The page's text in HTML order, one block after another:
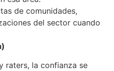
de comunidades,
del sector cuando
raters, la confianza se